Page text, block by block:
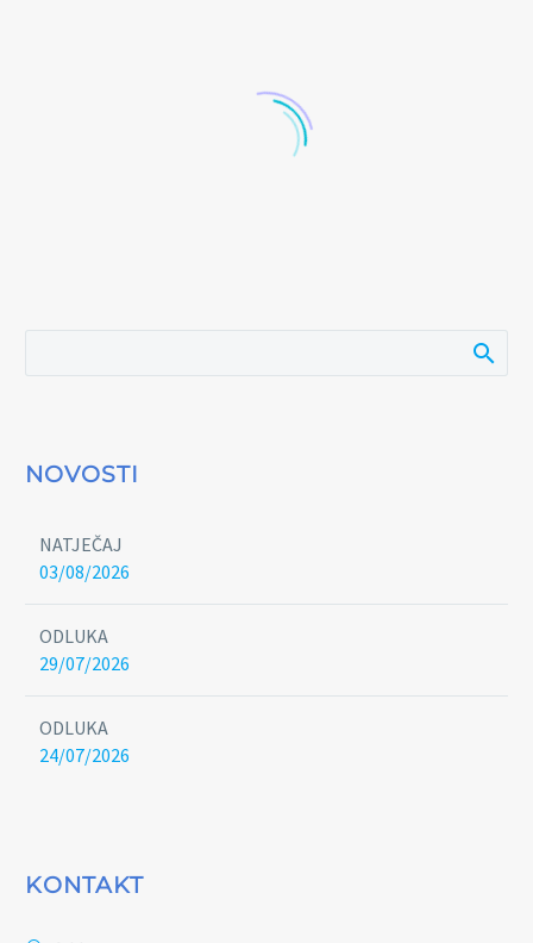
NOVOSTI
NATJEČAJ
03/08/2026
ODLUKA
29/07/2026
ODLUKA
24/07/2026
KONTAKT